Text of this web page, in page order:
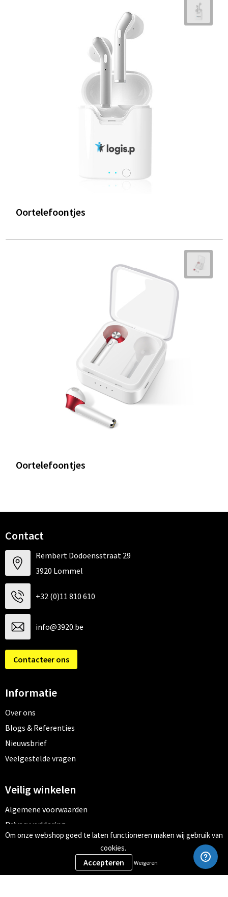
Oortelefoontjes
Oortelefoontjes
Contact
Rembert Dodoensstraat 29
3920 Lommel
+32 (0)11 810 610
info@3920.be
Contacteer ons
Informatie
Over ons
Blogs & Referenties
Nieuwsbrief
Veelgestelde vragen
Veilig winkelen
Algemene voorwaarden
Privacyverklaring
Cookiebeleid
Om onze webshop goed te laten functioneren maken wij gebruik van
cookies.
Weigeren